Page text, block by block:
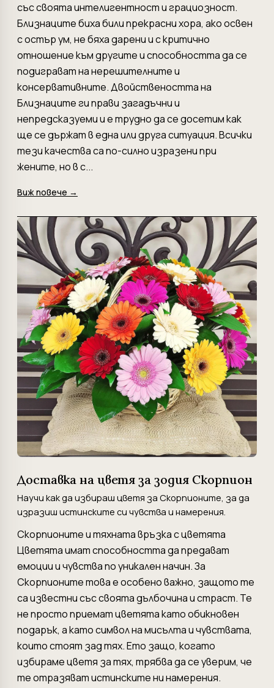
със своята интелигентност и грациозност.
Близнаците биха били прекрасни хора, ако освен
с остър ум, не бяха дарени и с критично
отношение към другите и способността да се
подиграват на нерешителните и
консервативните. Двойствеността на
Близнаците ги прави загадъчни и
непредсказуеми и е трудно да се досетим как
ще се държат в една или друга ситуация. Всички
тези качества са по-силно изразени при
жените, но в с...
Виж повече →
Доставка на цветя за зодия Скорпион
Научи как да избираш цветя за Скорпионите, за да
изразиш истинските си чувства и намерения.
Скорпионите и тяхната връзка с цветята
Цветята имат способността да предават
емоции и чувства по уникален начин. За
Скорпионите това е особено важно, защото те
са известни със своята дълбочина и страст. Те
не просто приемат цветята като обикновен
подарък, а като символ на мисълта и чувствата,
които стоят зад тях. Ето защо, когато
избираме цветя за тях, трябва да се уверим, че
те отразяват истинските ни намерения.